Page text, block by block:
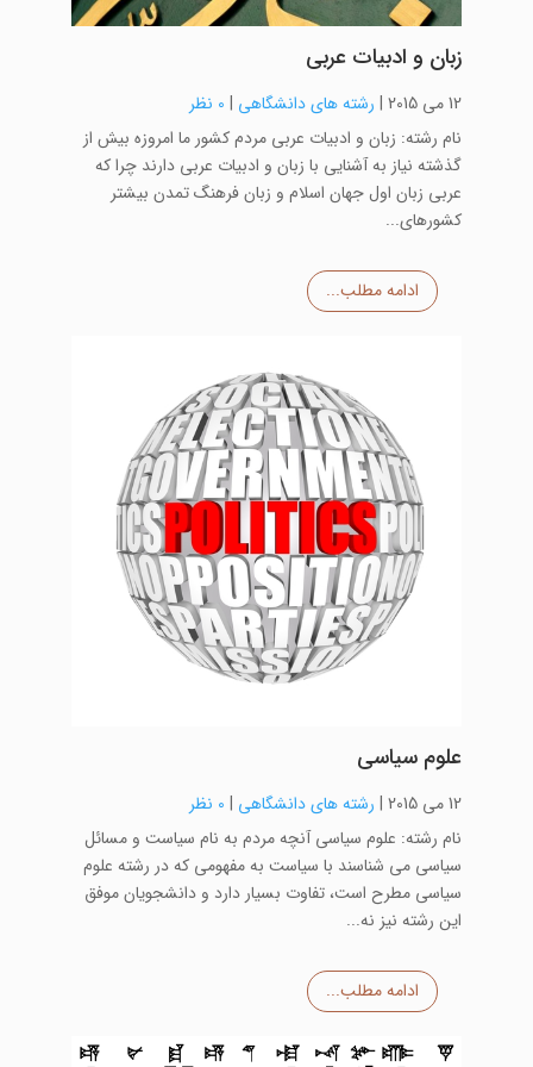
زبان و ادبیات عربی
12 می 2015 | رشته های دانشگاهی | 0 نظر
نام رشته: زبان و ادبیات عربی مردم کشور ما امروزه بیش از
گذشته نیاز به آشنایی با زبان و ادبیات عربی دارند چرا که
عربی زبان اول جهان اسلام و زبان فرهنگ تمدن بیشتر
کشورهای...
ادامه مطلب...
علوم سیاسی
12 می 2015 | رشته های دانشگاهی | 0 نظر
نام رشته: علوم سیاسی آنچه مردم به نام سیاست و مسائل
سیاسی می شناسند با سیاست به مفهومی که در رشته علوم
سیاسی مطرح است، تفاوت بسیار دارد و دانشجویان موفق
این رشته نیز نه...
ادامه مطلب...